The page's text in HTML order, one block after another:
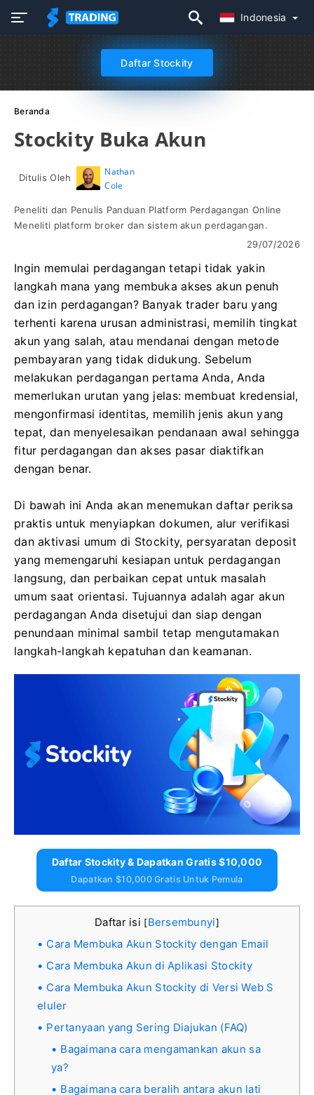
Indonesia
Daftar Stockity
Beranda
Stockity Buka Akun
Ditulis Oleh
Nathan
Cole
Peneliti dan Penulis Panduan Platform Perdagangan Online
Meneliti platform broker dan sistem akun perdagangan.
29/07/2026
Ingin memulai perdagangan tetapi tidak yakin
langkah mana yang membuka akses akun penuh
dan izin perdagangan? Banyak trader baru yang
terhenti karena urusan administrasi, memilih tingkat
akun yang salah, atau mendanai dengan metode
pembayaran yang tidak didukung. Sebelum
melakukan perdagangan pertama Anda, Anda
memerlukan urutan yang jelas: membuat kredensial,
mengonfirmasi identitas, memilih jenis akun yang
tepat, dan menyelesaikan pendanaan awal sehingga
fitur perdagangan dan akses pasar diaktifkan
dengan benar.
Di bawah ini Anda akan menemukan daftar periksa
praktis untuk menyiapkan dokumen, alur verifikasi
dan aktivasi umum di Stockity, persyaratan deposit
yang memengaruhi kesiapan untuk perdagangan
langsung, dan perbaikan cepat untuk masalah
umum saat orientasi. Tujuannya adalah agar akun
perdagangan Anda disetujui dan siap dengan
penundaan minimal sambil tetap mengutamakan
langkah-langkah kepatuhan dan keamanan.
Daftar Stockity & Dapatkan Gratis $10,000
Dapatkan $10,000 Gratis Untuk Pemula
Daftar isi [Bersembunyi]
Cara Membuka Akun Stockity dengan Email
Cara Membuka Akun di Aplikasi Stockity
Cara Membuka Akun Stockity di Versi Web S
eluler
Pertanyaan yang Sering Diajukan (FAQ)
Bagaimana cara mengamankan akun sa
ya?
Bagaimana cara beralih antara akun lati